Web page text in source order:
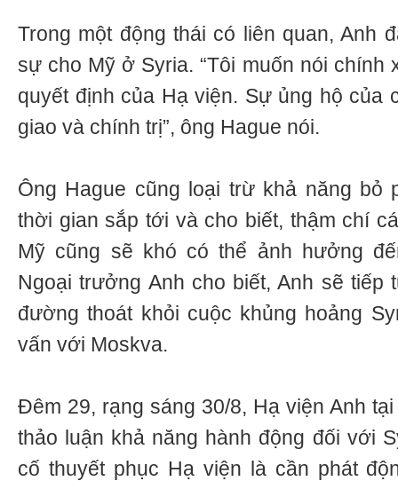
Trong một động thái có liên quan, Anh
sự cho Mỹ ở Syria. “Tôi muốn nói chính
quyết định của Hạ viện. Sự ủng hộ của
giao và chính trị”, ông Hague nói.
Ông Hague cũng loại trừ khả năng bỏ
thời gian sắp tới và cho biết, thậm chí
Mỹ cũng sẽ khó có thể ảnh hưởng
Ngoại trưởng Anh cho biết, Anh sẽ tiếp
đường thoát khỏi cuộc khủng hoảng
vấn với Moskva.
Đêm 29, rạng sáng 30/8, Hạ viện Anh
thảo luận khả năng hành động đối với
cố thuyết phục Hạ viện là cần phát